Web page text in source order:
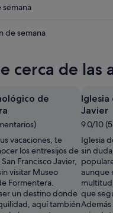
semana
de semana
cerca de las
de
vacaciones, te
los entresijos de
Francisco Javier,
visitar Museo
Formentera.
un destino donde
aquí también
Iglesia
Javier
9.0/10
Iglesia
sin
aunque
que